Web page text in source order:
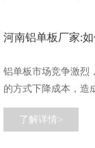
河南铝单板厂家:
铝单板市场竞争激烈
的方式下降成本，造
了解详情>